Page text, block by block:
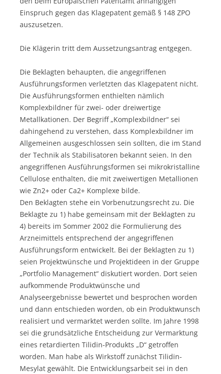
Einspruch gegen das Klagepatent gemäß § 148 ZPO
auszusetzen.
Die Klägerin tritt dem Aussetzungsantrag entgegen.
Die Beklagten behaupten, die angegriffenen
Ausführungsformen verletzten das Klagepatent nicht.
Die Ausführungsformen enthielten nämlich
Komplexbildner für zwei- oder dreiwertige
Metallkationen. Der Begriff „Komplexbildner“ sei
dahingehend zu verstehen, dass Komplexbildner im
Allgemeinen ausgeschlossen sein sollten, die im Stand
der Technik als Stabilisatoren bekannt seien. In den
angegriffenen Ausführungsformen sei mikrokristalline
Cellulose enthalten, die mit zweiwertigen Metallionen
wie Zn2+ oder Ca2+ Komplexe bilde.
Den Beklagten stehe ein Vorbenutzungsrecht zu. Die
Beklagte zu 1) habe gemeinsam mit der Beklagten zu
4) bereits im Sommer 2002 die Formulierung des
Arzneimittels entsprechend der angegriffenen
Ausführungsform entwickelt. Bei der Beklagten zu 1)
seien Projektwünsche und Projektideen in der Gruppe
„Portfolio Management“ diskutiert worden. Dort seien
aufkommende Produktwünsche und
Analyseergebnisse bewertet und besprochen worden
und dann entschieden worden, ob ein Produktwunsch
realisiert und vermarktet werden sollte. Im Jahre 1998
sei die grundsätzliche Entscheidung zur Vermarktung
eines retardierten Tilidin-Produkts „D“ getroffen
worden. Man habe als Wirkstoff zunächst Tilidin-
Mesylat gewählt. Die Entwicklungsarbeit sei in den